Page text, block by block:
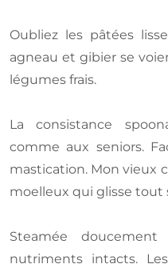
Oubliez les pâtées
agneau et gibier se
légumes frais.
La consistance
comme aux seniors.
mastication. Mon vieux
moelleux qui glisse tout
Steamée
nutriments intacts.